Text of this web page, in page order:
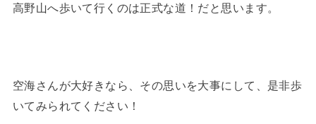
高野山へ歩いて行くのは正式な道！だと思います。
空海さんが大好きなら、その思いを大事にして、是非歩
いてみられてください！